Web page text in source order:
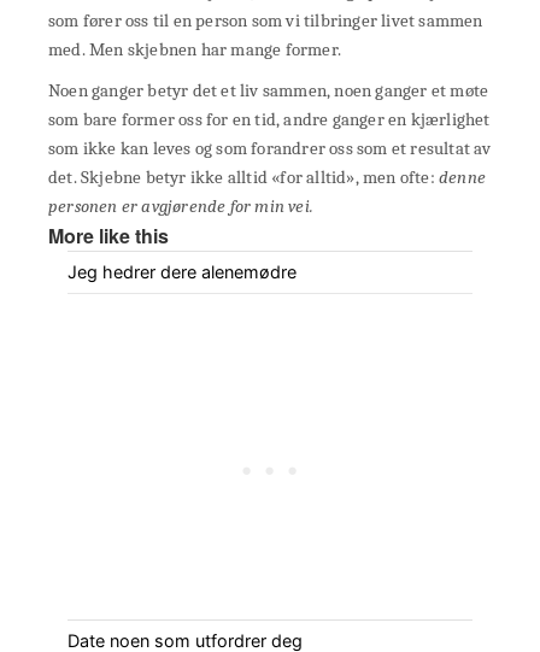
som fører oss til en person som vi tilbringer livet sammen
med. Men skjebnen har mange former.
Noen ganger betyr det et liv sammen, noen ganger et møte
som bare former oss for en tid, andre ganger en kjærlighet
som ikke kan leves og som forandrer oss som et resultat av
det. Skjebne betyr ikke alltid «for alltid», men ofte:denne
personen er avgjørende for min vei.
More like this
Jeg hedrer dere alenemødre
Date noen som utfordrer deg